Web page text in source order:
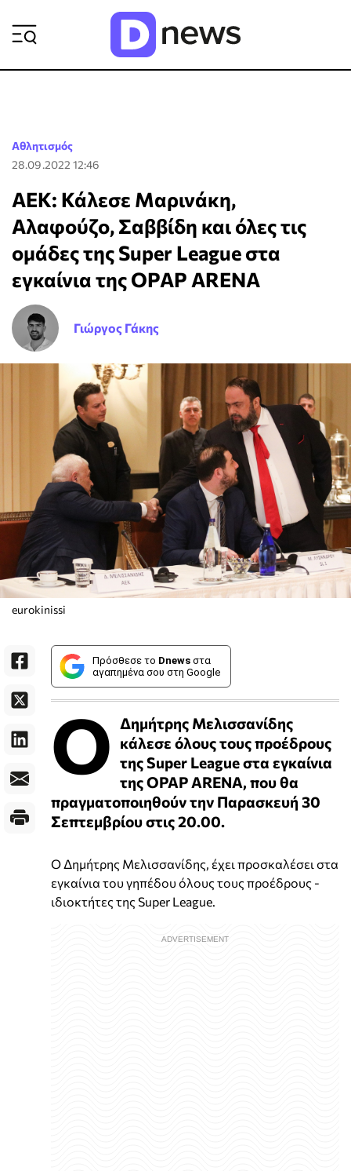
Αθλητισμός
28.09.2022 12:46
ΑΕΚ: Κάλεσε Μαρινάκη,
Αλαφούζο, Σαββίδη και όλες τις
ομάδες της Super League στα
εγκαίνια της OPAP ARENA
Γιώργος Γάκης
eurokinissi
Πρόσθεσε το Dnews στα
αγαπημένα σου στη Google
Ο Δημήτρης Μελισσανίδης
κάλεσε όλους τους προέδρους
της Super League στα εγκαίνια
της OPAP ARENA, που θα
πραγματοποιηθούν την Παρασκευή 30
Σεπτεμβρίου στις 20.00.
Ο Δημήτρης Μελισσανίδης, έχει προσκαλέσει στα
εγκαίνια του γηπέδου όλους τους προέδρους -
ιδιοκτήτες της Super League.